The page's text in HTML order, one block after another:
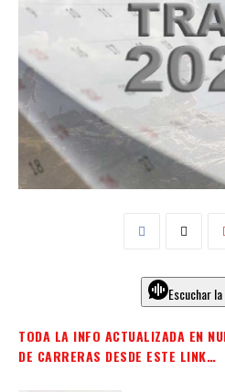
Escuchar
TODA LA INFO ACTUALIZADA EN
DE CARRERAS DESDE ESTE LINK…